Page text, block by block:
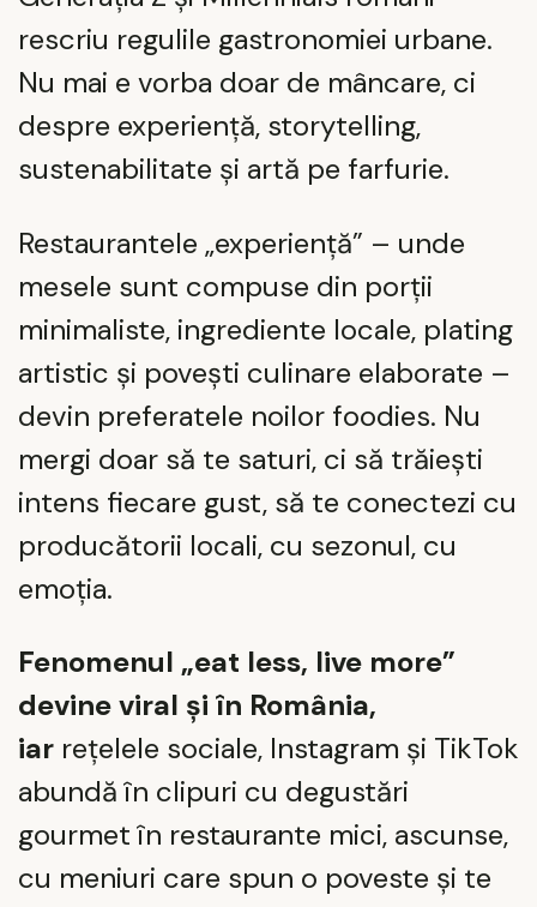
rescriu regulile gastronomiei urbane.
Nu mai e vorba doar de mâncare, ci
despre experiență, storytelling,
sustenabilitate și artă pe farfurie.
Restaurantele „experiență” – unde
mesele sunt compuse din porții
minimaliste, ingrediente locale, plating
artistic și povești culinare elaborate –
devin preferatele noilor foodies. Nu
mergi doar să te saturi, ci să trăiești
intens fiecare gust, să te conectezi cu
producătorii locali, cu sezonul, cu
emoția.
Fenomenul „eat less, live more”
devine viral și în România,
iar rețelele sociale, Instagram și TikTok
abundă în clipuri cu degustări
gourmet în restaurante mici, ascunse,
cu meniuri care spun o poveste și te